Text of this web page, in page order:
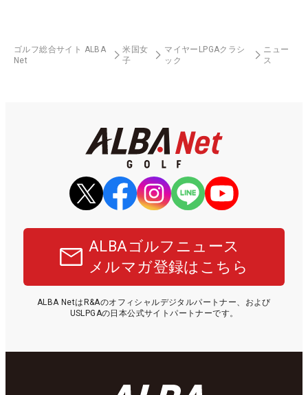
ゴルフ総合サイト ALBA
Net
米国女
子
マイヤーLPGAクラシ
ック
ニュー
ス
ALBAゴルフニュース
メルマガ登録はこちら
ALBA NetはR&Aのオフィシャルデジタルパートナー、および
USLPGAの日本公式サイトパートナーです。